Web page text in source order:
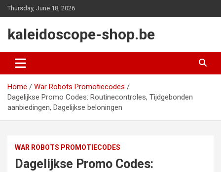
Skip
to
Thursday, June 18, 2026
kaleidoscope-shop.be
Home
War Robots Promotiecodes
Dagelijkse Promo Codes: Routinecontroles, Tijdgebonden
aanbiedingen, Dagelijkse beloningen
WAR ROBOTS PROMOTIECODES
Dagelijkse Promo Codes: